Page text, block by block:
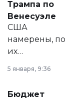
личного
Трампа по
Венесуэле
США
намерены, по
их
принести
5 января, 9:36
Бюджет